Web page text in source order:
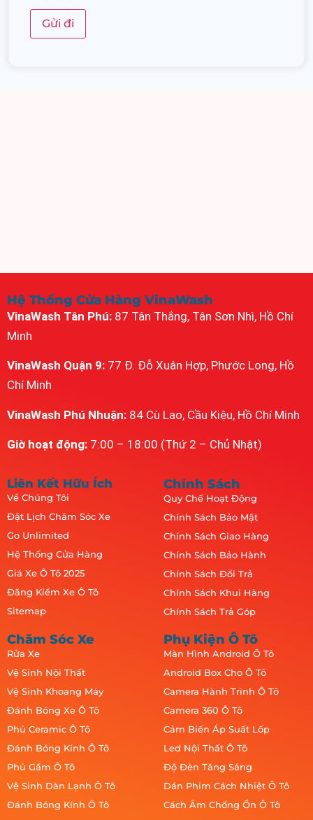
Hệ Thống Cửa Hàng VinaWash
VinaWash Tân Phú: 87 Tân Thắng, Tân Sơn Nhì, Hồ Chí
Minh
VinaWash Quận 9: 77 Đ. Đỗ Xuân Hợp, Phước Long, Hồ
Chí Minh
VinaWash Phú Nhuận: 84 Cù Lao, Cầu Kiệu, Hồ Chí Minh
Giờ hoạt động: 7:00 – 18:00 (Thứ 2 – Chủ Nhật)
Liên Kết Hữu Ích
Về Chúng Tôi
Đặt Lịch Chăm Sóc Xe
Go Unlimited
Hệ Thống Cửa Hàng
Giá Xe Ô Tô 2025
Đăng Kiểm Xe Ô Tô
Sitemap
Chính Sách
Quy Chế Hoạt Động
Chính Sách Bảo Mật
Chính Sách Giao Hàng
Chính Sách Bảo Hành
Chính Sách Đổi Trả
Chính Sách Khui Hàng
Chính Sách Trả Góp
Chăm Sóc Xe
Rửa Xe
Vệ Sinh Nội Thất
Vệ Sinh Khoang Máy
Đánh Bóng Xe Ô Tô
Phủ Ceramic Ô Tô
Đánh Bóng Kính Ô Tô
Phủ Gầm Ô Tô
Vệ Sinh Dàn Lạnh Ô Tô
Đánh Bóng Kính Ô Tô
Phụ Kiện Ô Tô
Màn Hình Android Ô Tô
Android Box Cho Ô Tô
Camera Hành Trình Ô Tô
Camera 360 Ô Tô
Cảm Biến Áp Suất Lốp
Led Nội Thất Ô Tô
Độ Đèn Tăng Sáng
Dán Phim Cách Nhiệt Ô Tô
Cách Âm Chống Ồn Ô Tô